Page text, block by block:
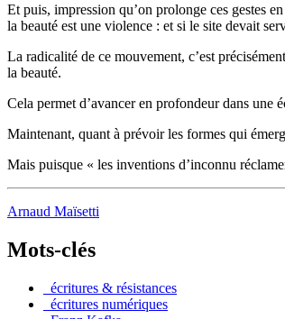
Et puis, impression qu’on prolonge ces gestes
la beauté est une violence : et si le site devait
La radicalité de ce mouvement, c’est
la beauté.
Cela permet d’avancer en profondeur dans une
Maintenant, quant à prévoir les formes qui
Mais puisque « les inventions d’inconnu
Arnaud Maïsetti
Mots-clés
_écritures & résistances
_écritures numériques